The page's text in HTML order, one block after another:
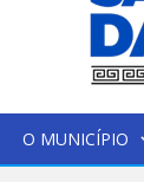
O MUNICÍPIO